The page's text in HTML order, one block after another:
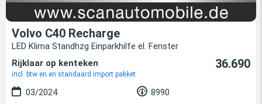
Volvo C40 Recharge
LED Klima Standhzg Einparkhilfe el. Fenster
Rijklaar op kenteken
incl. btw en en standaard import pakket
36.690
03/2024
8990